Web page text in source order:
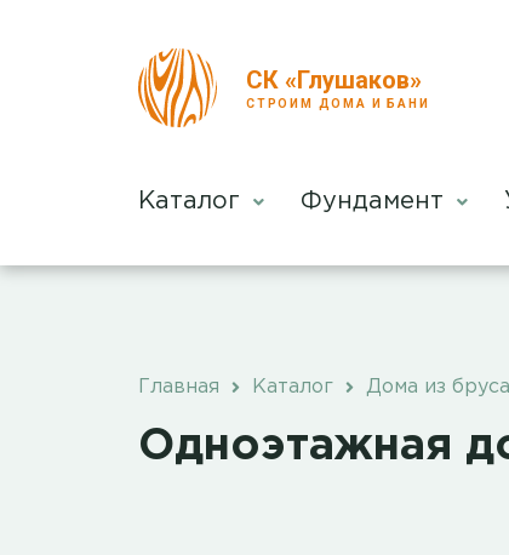
СК «Глушаков»
СТРОИМ ДОМА И БАНИ
Каталог Фундамент
Главная Каталог Дома из бруса
Одноэтажная